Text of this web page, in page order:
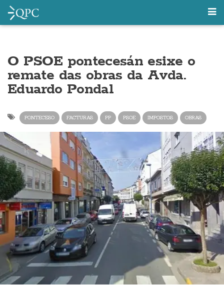
O PSOE pontecesán esixe o
remate das obras da Avda.
Eduardo Pondal
PONTECESO FACTURAS PP PSOE IMPOSTOS OBRAS